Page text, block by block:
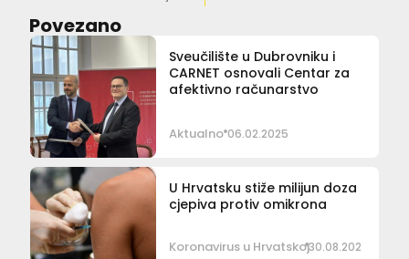
Povezano
Sveučilište u Dubrovniku i
CARNET osnovali Centar za
afektivno računarstvo
Aktualno 06.02.2025
U Hrvatsku stiže milijun doza
cjepiva protiv omikrona
Koronavirus u Hrvatskoj30.08.202